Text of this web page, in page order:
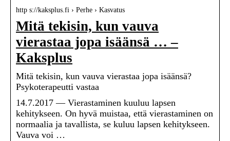
http s://kaksplus.fi › Perhe › Kasvatus
Mitä tekisin, kun vauva
vierastaa jopa isäänsä … –
Kaksplus
Mitä tekisin, kun vauva vierastaa jopa isäänsä?
Psykoterapeutti vastaa
14.7.2017 — Vierastaminen kuuluu lapsen
kehitykseen. On hyvä muistaa, että vierastaminen on
normaalia ja tavallista, se kuluu lapsen kehitykseen.
Vauva voi …